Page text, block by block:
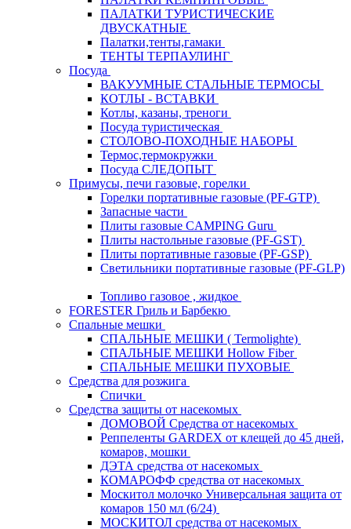
ПАЛАТКИ ТУРИСТИЧЕСКИЕ
ДВУСКАТНЫЕ
Палатки,тенты,гамаки
ТЕНТЫ ТЕРПАУЛИНГ
Посуда
ВАКУУМНЫЕ СТАЛЬНЫЕ ТЕРМОСЫ
КОТЛЫ - ВСТАВКИ
Котлы, казаны, треноги
Посуда туристическая
СТОЛОВО-ПОХОДНЫЕ НАБОРЫ
Термос,термокружки
Посуда СЛЕДОПЫТ
Примусы, печи газовые, горелки
Горелки портативные газовые (PF-GTP)
Запасные части
Плиты газовые CAMPING Guru
Плиты настольные газовые (PF-GST)
Плиты портативные газовые (PF-GSP)
Светильники портативные газовые (PF-GLP)
Топливо газовое , жидкое
FORESTER Гриль и Барбекю
Спальные мешки
СПАЛЬНЫЕ МЕШКИ ( Termolighte)
СПАЛЬНЫЕ МЕШКИ Hollow Fiber
СПАЛЬНЫЕ МЕШКИ ПУХОВЫЕ
Средства для розжига
Спички
Средства защиты от насекомых
ДОМОВОЙ Средства от насекомых
Реппеленты GARDEX от клещей до 45 дней,
комаров, мошки
ДЭТА средства от насекомых
КОМАРОФФ средства от насекомых
Москитол молочко Универсальная защита от
комаров 150 мл (6/24)
МОСКИТОЛ средства от насекомых